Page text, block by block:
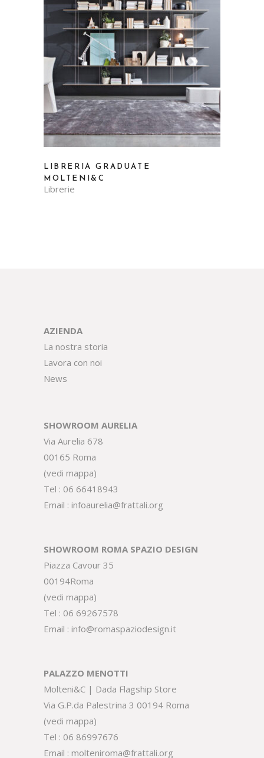
LIBRERIA GRADUATE
MOLTENI&C
Librerie
AZIENDA
La nostra storia
Lavora con noi
News
SHOWROOM AURELIA
Via Aurelia 678
00165 Roma
(vedi mappa)
Tel : 06 66418943
Email : infoaurelia@frattali.org
SHOWROOM ROMA SPAZIO DESIGN
Piazza Cavour 35
00194Roma
(vedi mappa)
Tel : 06 69267578
Email : info@romaspaziodesign.it
PALAZZO MENOTTI
Molteni&C | Dada Flagship Store
Via G.P.da Palestrina 3 00194 Roma
(vedi mappa)
Tel : 06 86997676
Email : molteniroma@frattali.org